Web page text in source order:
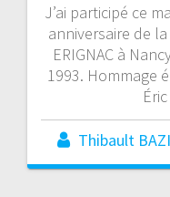
J’ai participé ce
anniversaire de
ERIGNAC à
1993. Hommage
Thibault